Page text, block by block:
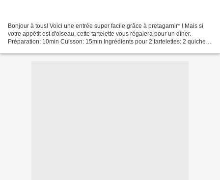
Bonjour à tous! Voici une entrée super facile grâce à pretagarnir* ! Mais si
votre appétit est d'oiseau, cette tartelette vous régalera pour un dîner.
Préparation: 10min Cuisson: 15min Ingrédients pour 2 tartelettes: 2 quiche